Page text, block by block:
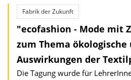
Fabrik der Zukunft
"ecofashion - Mode mit
zum Thema ökologische
Auswirkungen der
Die Tagung wurde für